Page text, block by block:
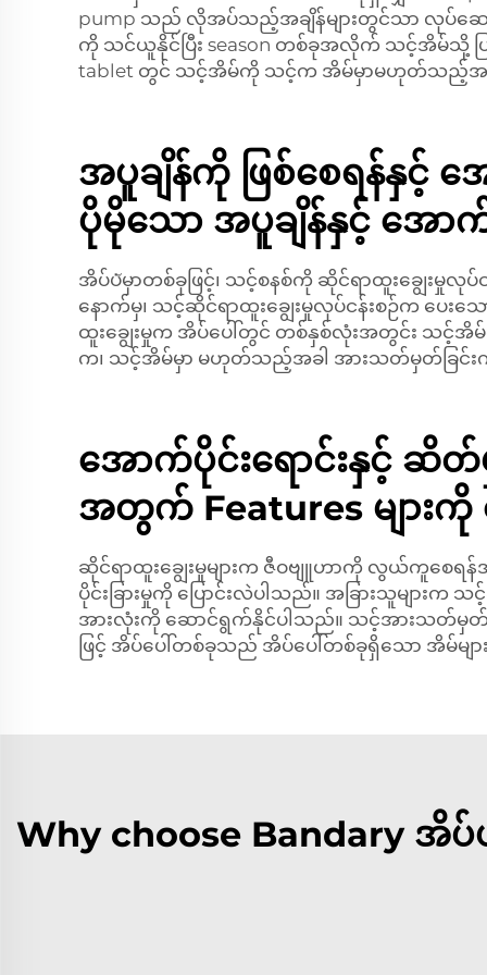
pump သည် လိုအပ်သည့်အချိန်များတွင်သာ လုပ်ဆေ
ကို သင်ယူနိုင်ပြီး season တစ်ခုအလိုက် သင့်အိမ်သို့ ပ
tablet တွင် သင့်အိမ်ကို သင့်က အိမ်မှာမဟုတ်သည့်အခါမ
အပူချိန်ကို ဖြစ်စေရန်နှင့်
ပိုမိုသော အပူချိန်နှင့် အောက်
အိပ်ပัမှာတစ်ခုဖြင့်၊ သင့်စနစ်ကို ဆိုင်ရာထူးချွေး
နောက်မှ၊ သင့်ဆိုင်ရာထူးချွေးမှုလုပ်ငန်းစဉ်က ပေးသ
ထူးချွေးမှုက အိပ်ပေါ်တွင် တစ်နှစ်လုံးအတွင်း သင့်အိမ်
က၊ သင့်အိမ်မှာ မဟုတ်သည့်အခါ အားသတ်မှတ်ခြင်း
အောက်ပိုင်းရောင်းနှင့် ဆိတ်
အတွက် Features များကို
ဆိုင်ရာထူးချွေးမှုများက ဇီဝဗျူဟာကို လွယ်ကူစေ
ပိုင်းခြားမှုကို ပြောင်းလဲပါသည်။ အခြားသူများက
အားလုံးကို ဆောင်ရွက်နိုင်ပါသည်။ သင့်အားသတ်မှတ်ခ
ဖြင့် အိပ်ပေါ်တစ်ခုသည် အိပ်ပေါ်တစ်ခုရှိသော အိမ်မျ
Why choose Bandary